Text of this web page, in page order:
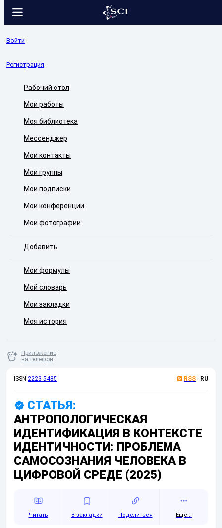
Войти
Регистрация
Рабочий стол
Мои работы
Моя библиотека
Мессенджер
Мои контакты
Мои группы
Мои подписки
Мои конференции
Мои фотографии
Добавить
Мои формулы
Мой словарь
Мои закладки
Моя история
Приложение
на телефон
ISSN 2223-5485 RSS · RU
СТАТЬЯ:
АНТРОПОЛОГИЧЕСКАЯ
ИДЕНТИФИКАЦИЯ В КОНТЕКСТЕ
ИДЕНТИЧНОСТИ: ПРОБЛЕМА
САМОСОЗНАНИЯ ЧЕЛОВЕКА В
ЦИФРОВОЙ СРЕДЕ (2025)
Читать Поделиться Ещё...